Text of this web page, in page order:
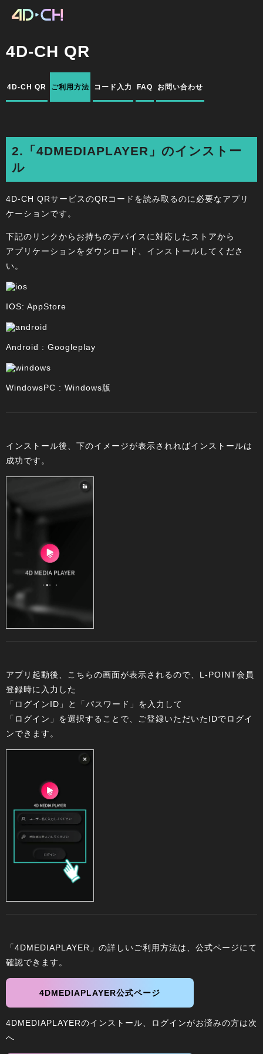
4D-CH QR
4D-CH QR ご利用方法 コード入力 FAQ お問い合わせ
2.「4DMEDIAPLAYER」のインストー
ル
4D-CH QRサービスのQRコードを読み取るのに必要なアプリ
ケーションです。
下記のリンクからお持ちのデバイスに対応したストアから
アプリケーションをダウンロード、インストールしてくださ
い。
IOS: AppStore
Android : Googleplay
WindowsPC : Windows版
インストール後、下のイメージが表示されればインストールは
成功です。
アプリ起動後、こちらの画面が表示されるので、L-POINT会員
登録時に入力した
「ログインID」と「パスワード」を入力して
「ログイン」を選択することで、ご登録いただいたIDでログイ
ンできます。
「4DMEDIAPLAYER」の詳しいご利用方法は、公式ページにて
確認できます。
4DMEDIAPLAYER公式ページ
4DMEDIAPLAYERのインストール、ログインがお済みの方は次
へ